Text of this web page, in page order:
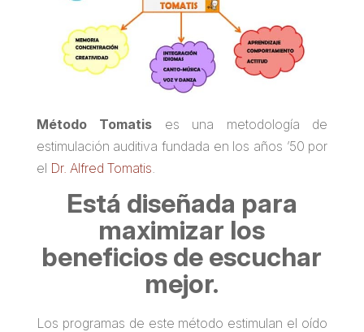
Método Tomatis es una metodología de
estimulación auditiva fundada en los años ’50 por
el Dr. Alfred Tomatis
Está diseñada para
maximizar los
beneficios de escuchar
mejor.
Los programas de este método estimulan el oído